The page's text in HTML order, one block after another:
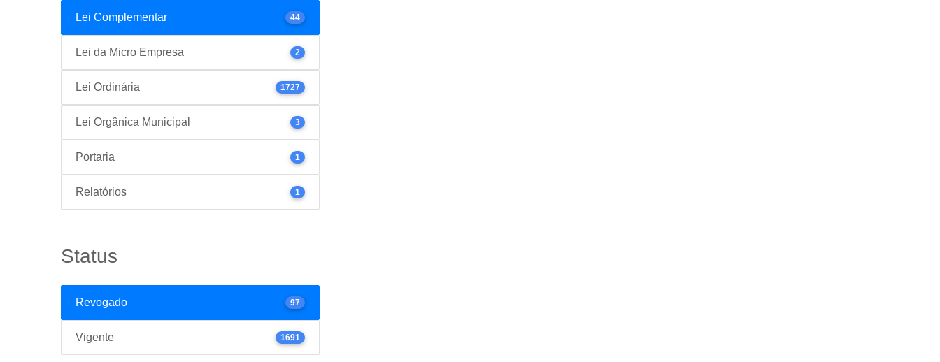
Lei Complementar 44
Lei da Micro Empresa 2
Lei Ordinária 1727
Lei Orgânica Municipal 3
Portaria 1
Relatórios 1
Status
Revogado 97
Vigente 1691